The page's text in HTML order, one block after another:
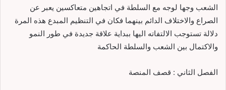
الشعب وجها لوجه مع السلطة في اتجاهين متعاكسين يعبر عن
الصراع والاختلاف الدائم بينهما فكان في التنظيم المبدع هذه المرة
دلالة تستوجب الالتفاته اليها ببداية علاقة جديدة في طور النمو
والاكتمال بين الشعب والسلطة الحاكمة
الفصل الثاني : قصف المنصة